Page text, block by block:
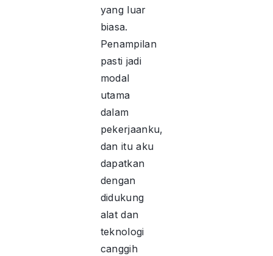
yang luar
biasa.
Penampilan
pasti jadi
modal
utama
dalam
pekerjaanku,
dan itu aku
dapatkan
dengan
didukung
alat dan
teknologi
canggih